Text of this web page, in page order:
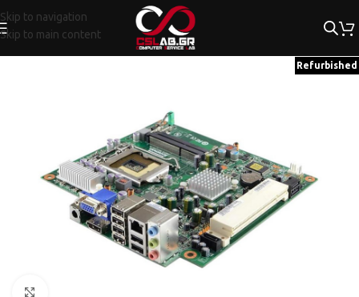
Skip to navigation
Skip to main content
Refurbished